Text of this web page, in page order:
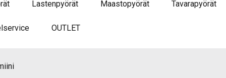
Lastenpyörät Maastopyörät Tavarapyörät
OUTLET